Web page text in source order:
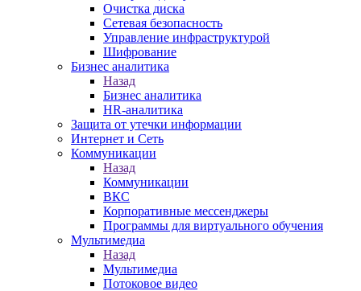
Очистка диска
Сетевая безопасность
Управление инфраструктурой
Шифрование
Бизнес аналитика
Назад
Бизнес аналитика
HR-аналитика
Защита от утечки информации
Интернет и Сеть
Коммуникации
Назад
Коммуникации
ВКС
Корпоративные мессенджеры
Программы для виртуального обучения
Мультимедиа
Назад
Мультимедиа
Потоковое видео